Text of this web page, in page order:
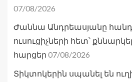
07/08/2026
Ժաննա Անդրեասյանը
ուսուցիչների հետ՝
հարցեր 07/08/2026
Տիկտոկերին սպանել են